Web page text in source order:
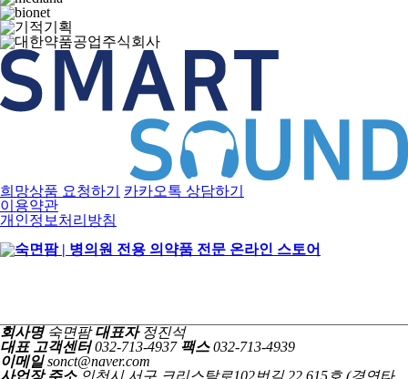
희망상품 요청하기
카카오톡 상담하기
이용약관
개인정보처리방침
회사명숙면팜 대표자 정진석
대표 고객센터032-713-4937 팩스032-713-4939
이메일sonct@naver.com
사업장 주소 인천시 서구 크리스탈로102번길 22 615호 (경연타